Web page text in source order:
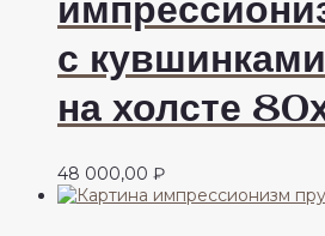
с
на холсте
48 000,00 ₽